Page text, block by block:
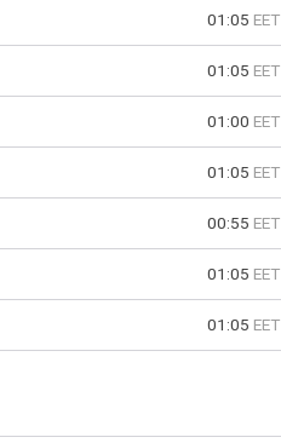
01:05 EET
01:05 EET
01:00 EET
01:05 EET
00:55 EET
01:05 EET
01:05 EET